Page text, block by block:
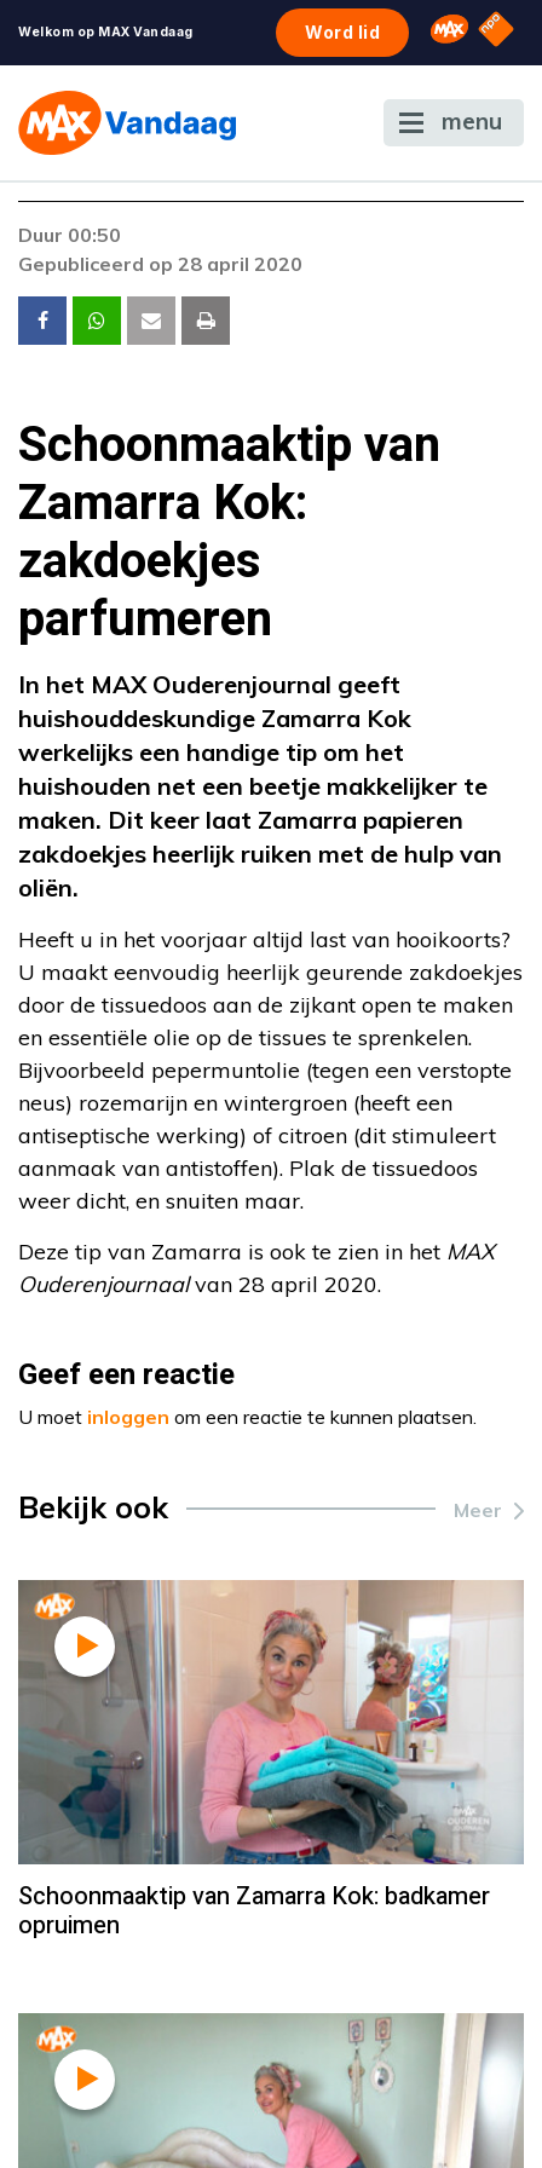
Welkom op MAX Vandaag Word lid Omroep
NPO
menu
Duur 00:50
Gepubliceerd op 28 april 2020
Schoonmaaktip van
Zamarra Kok:
zakdoekjes
parfumeren
In het MAX Ouderenjournal geeft
huishouddeskundige Zamarra Kok
werkelijks een handige tip om het
huishouden net een beetje makkelijker te
maken. Dit keer laat Zamarra papieren
zakdoekjes heerlijk ruiken met de hulp van
oliën.
Heeft u in het voorjaar altijd last van hooikoorts?
U maakt eenvoudig heerlijk geurende zakdoekjes
door de tissuedoos aan de zijkant open te maken
en essentiële olie op de tissues te sprenkelen.
Bijvoorbeeld pepermuntolie (tegen een verstopte
neus) rozemarijn en wintergroen (heeft een
antiseptische werking) of citroen (dit stimuleert
aanmaak van antistoffen). Plak de tissuedoos
weer dicht, en snuiten maar.
Deze tip van Zamarra is ook te zien in het MAX
Ouderenjournaalvan 28 april 2020.
Geef een reactie
U moet inloggen om een reactie te kunnen plaatsen.
Bekijk ook Meer
Schoonmaaktip van Zamarra Kok: badkamer
opruimen